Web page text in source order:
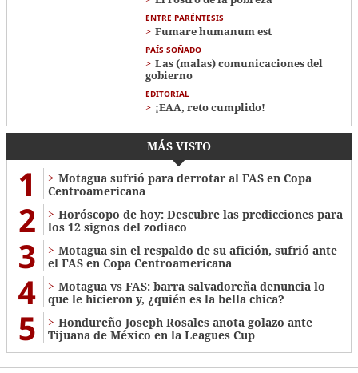
ENTRE PARÉNTESIS
Fumare humanum est
PAÍS SOÑADO
Las (malas) comunicaciones del
gobierno
EDITORIAL
¡EAA, reto cumplido!
MÁS VISTO
1
Motagua sufrió para derrotar al FAS en Copa
Centroamericana
2
Horóscopo de hoy: Descubre las predicciones para
los 12 signos del zodiaco
3
Motagua sin el respaldo de su afición, sufrió ante
el FAS en Copa Centroamericana
4
Motagua vs FAS: barra salvadoreña denuncia lo
que le hicieron y, ¿quién es la bella chica?
5
Hondureño Joseph Rosales anota golazo ante
Tijuana de México en la Leagues Cup